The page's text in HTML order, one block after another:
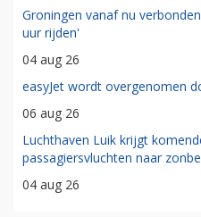
Groningen vanaf nu
uur rijden'
04 aug 26
easyJet wordt overgenomen
06 aug 26
Luchthaven Luik krijgt
passagiersvluchten naar
04 aug 26